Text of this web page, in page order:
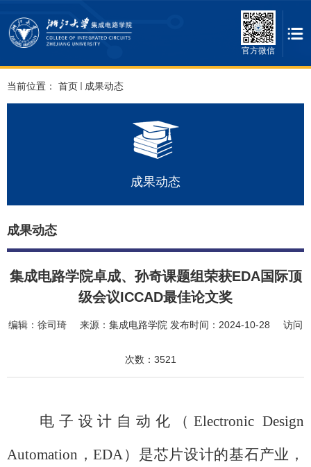
官方微信
当前位置： 首页 成果动态
成果动态
成果动态
集成电路学院卓成、孙奇课题组荣获EDA国际顶
级会议ICCAD最佳论文奖
编辑： 徐司琦 来源： 集成电路学院 发布时间： 2024-10-28 访问
次数： 3521
电子设计自动化（Electronic Design
Automation ，EDA）是芯片设计的基石产业，